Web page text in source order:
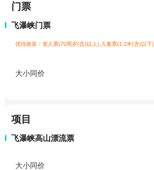
门票
飞瀑峡门票
优待政策：老人票(70周岁(含)以上),儿童票(1.2米(含)以下)
大小同价
项目
飞瀑峡高山漂流票
大小同价